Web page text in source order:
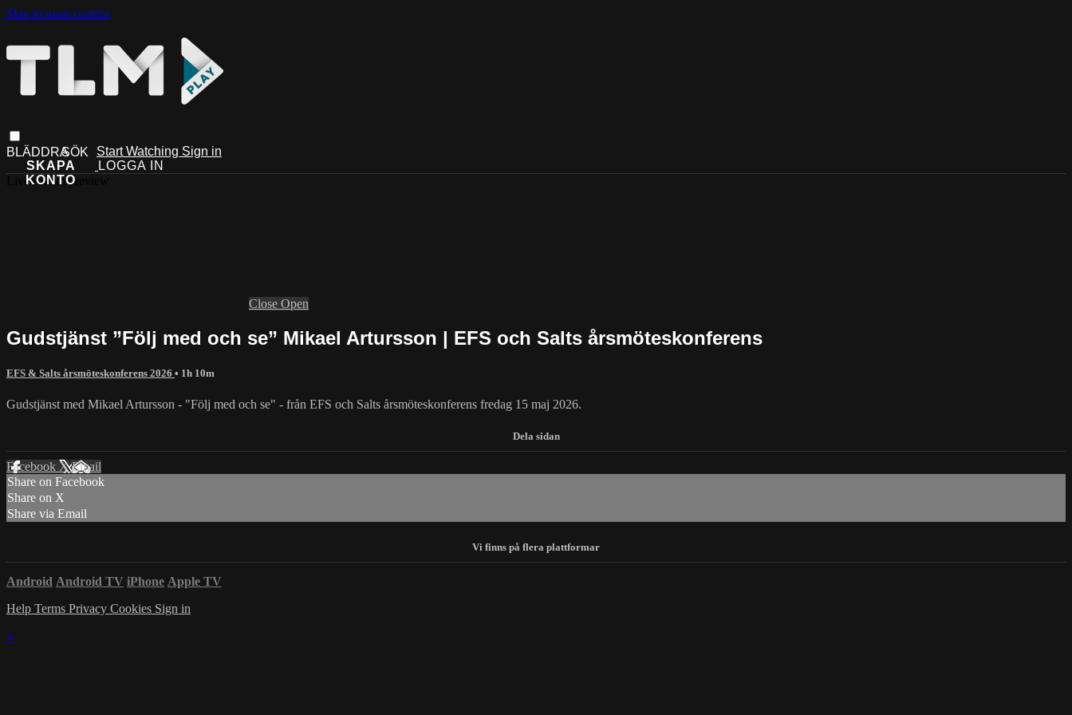
Skip to main content
Start Watching Sign in
Live stream preview
Close Open
Gudstjänst ”Följ med och se” Mikael Artursson | EFS och Salts årsmöteskonferens
EFS & Salts årsmöteskonferens 2026 • 1h 10m
Gudstjänst med Mikael Artursson - ⁣⁣"Följ med och se" - från EFS och Salts årsmöteskonferens fredag 15 maj 2026.
Facebook XEmail
Share on Facebook
Share on X
Share via Email
Android Android TV iPhone Apple TV
Help Terms Privacy Cookies Sign in
×